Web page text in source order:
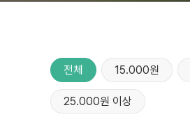
전체 15.000원
25.000원 이상